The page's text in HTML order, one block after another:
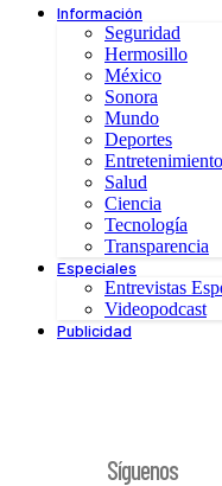
Información
Seguridad
Hermosillo
México
Sonora
Mundo
Deportes
Salud
Ciencia
Tecnología
Transparencia
Especiales
Entrevistas
Videopodcast
Publicidad
Síguenos